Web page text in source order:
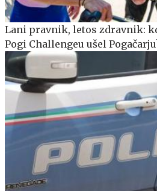
Lani pravnik, letos zdravnik:
Pogi Challengeu ušel